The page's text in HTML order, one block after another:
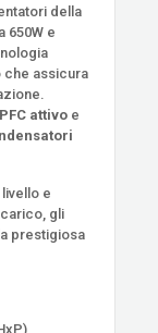
della
650W e
assicura
PFC attivo e
e
carico, gli
prestigiosa